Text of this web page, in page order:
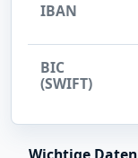
IBAN
BIC
(SWIFT)